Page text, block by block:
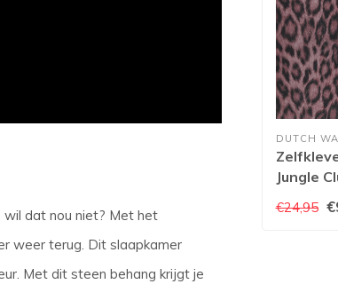
wil dat nou niet? Met het
weer terug. Dit slaapkamer
Met dit steen behang krijgt je
DUTCH
Jungle
€24,95